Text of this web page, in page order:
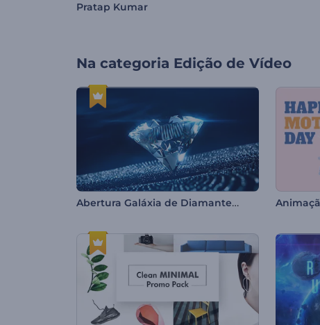
Pratap Kumar
Na categoria Edição de Vídeo
Abertura Galáxia de Diamantes Brilhantes